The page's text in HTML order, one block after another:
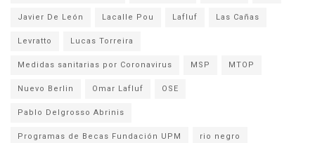
Javier De León Lacalle Pou Lafluf Las Cañas
Levratto Lucas Torreira
Medidas sanitarias por Coronavirus MSP MTOP
Nuevo Berlin Omar Lafluf OSE
Pablo Delgrosso Abrinis
Programas de Becas Fundación UPM rio negro